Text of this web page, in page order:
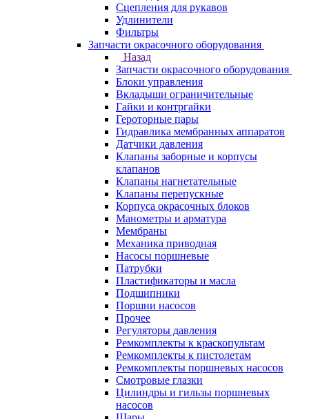
Сцепления для рукавов
Удлинители
Фильтры
Запчасти окрасочного оборудования
Назад
Запчасти окрасочного оборудования
Блоки управления
Вкладыши ограничительные
Гайки и контргайки
Героторные пары
Гидравлика мембранных аппаратов
Датчики давления
Клапаны заборные и корпусы
клапанов
Клапаны нагнетательные
Клапаны перепускные
Корпуса окрасочных блоков
Манометры и арматура
Мембраны
Механика приводная
Насосы поршневые
Патрубки
Пластификаторы и масла
Подшипники
Поршни насосов
Прочее
Регуляторы давления
Ремкомплекты к краскопультам
Ремкомплекты к пистолетам
Ремкомплекты поршневых насосов
Смотровые глазки
Цилиндры и гильзы поршневых
насосов